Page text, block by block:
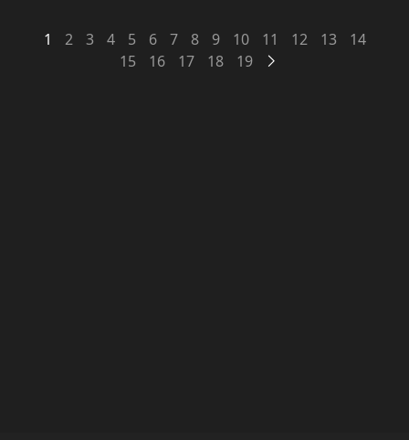
Abtreibungsmöglichkeiten
1 2 3 4 5 6 7 8 9 10 11 12 13
14
15
16 17 18 19